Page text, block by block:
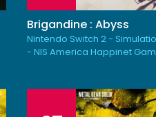
Brigandine : Abyss
Nintendo Switch 2 -
- NIS America Happinet